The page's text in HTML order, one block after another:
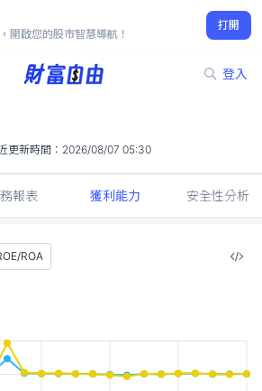
開啟您的股市智慧導航！
打開
登入
27.50
0.91%
更新時間： 2026/08/07 05:30
報表 獲利能力 安全性分析
ROA